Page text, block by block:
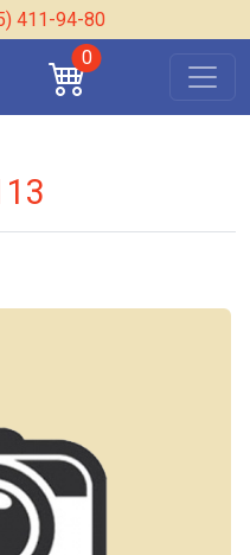
411-94-80
0